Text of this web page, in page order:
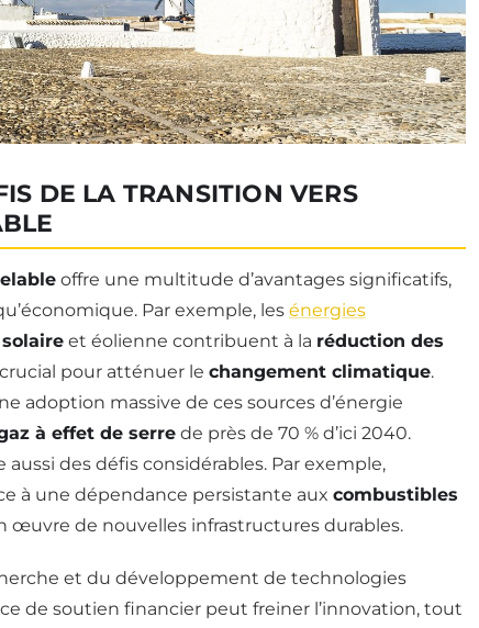
DE LA TRANSITION VERS
offre une multitude d’avantages significatifs,
Par exemple, les énergies
et éolienne contribuent à la réduction des
pour atténuer le changement climatique.
adoption massive de ces sources d’énergie
à effet de serre de près de 70 % d’ici 2040.
des défis considérables. Par exemple,
à une dépendance persistante aux combustibles
œuvre de nouvelles infrastructures durables.
et du développement de technologies
de soutien financier peut freiner l’innovation, tout